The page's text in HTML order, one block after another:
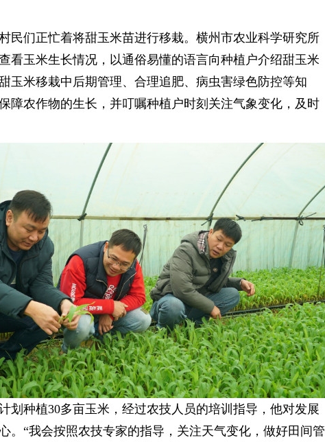
民们正忙着将甜玉米苗进行移栽。横州市农业科学研究所
看玉米生长情况，以通俗易懂的语言向种植户介绍甜玉米
玉米移栽中后期管理、合理追肥、病虫害绿色防控等知
障农作物的生长，并叮嘱种植户时刻关注气象变化，及时
划种植30多亩玉米，经过农技人员的培训指导，他对发展
。“我会按照农技专家的指导，关注天气变化，做好田间管